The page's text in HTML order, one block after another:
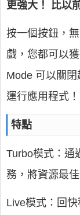
更強大！ 比以
按一個按鈕，
戲，您都可以
Mode 可以關
運行應用程式！
特點
Turbo模式：通
務，將資源最
Live模式：回